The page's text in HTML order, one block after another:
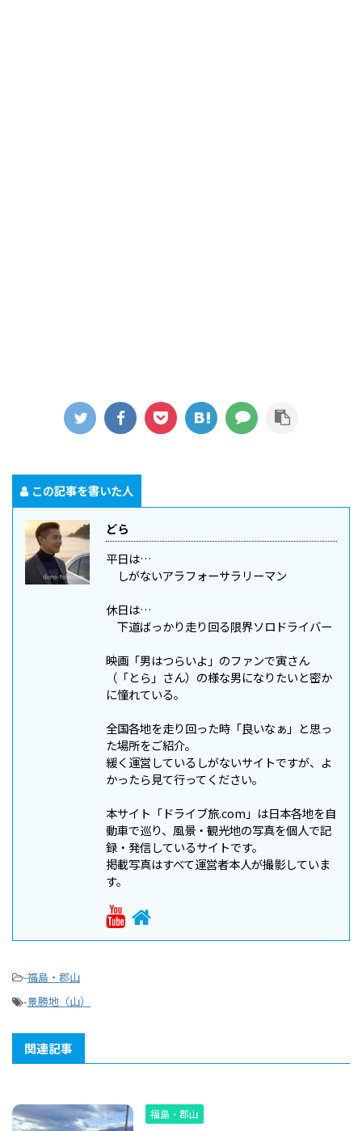
この記事を書いた人
どら
平日は…
しがないアラフォーサラリーマン
休日は…
下道ばっかり走り回る限界ソロドライバー
映画「男はつらいよ」のファンで寅さん
（「とら」さん）の様な男になりたいと密か
に憧れている。
全国各地を走り回った時「良いなぁ」と思っ
た場所をご紹介。
緩く運営しているしがないサイトですが、よ
かったら見て行ってください。
本サイト「ドライブ旅.com」は日本各地を自
動車で巡り、風景・観光地の写真を個人で記
録・発信しているサイトです。
掲載写真はすべて運営者本人が撮影していま
す。
-福島・郡山
-景勝地（山）
関連記事
福島・郡山